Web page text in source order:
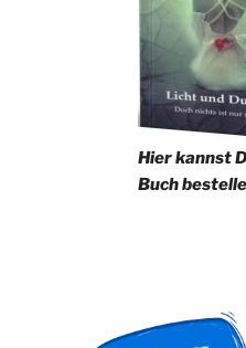
Hier kannst
Buch